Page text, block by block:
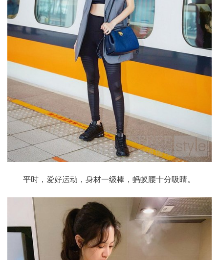
平时，爱好运动，身材一级棒，蚂蚁腰十分吸睛。